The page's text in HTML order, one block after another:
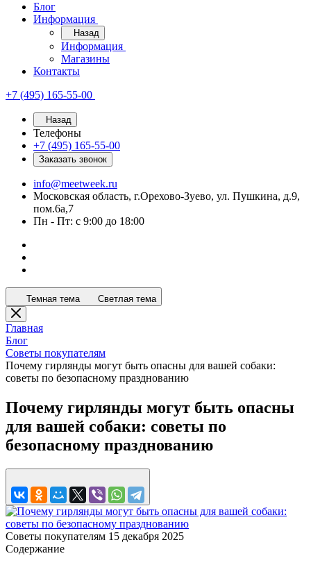
Блог
Информация
Назад
Информация
Магазины
Контакты
+7 (495) 165-55-00
Назад
Телефоны
+7 (495) 165-55-00
Заказать звонок
info@meetweek.ru
Московская область, г.Орехово-Зуево, ул. Пушкина, д.9,
пом.6а,7
Пн - Пт: с 9:00 до 18:00
Темная тема Светлая тема
Главная
Блог
Советы покупателям
Почему гирлянды могут быть опасны для вашей собаки:
советы по безопасному празднованию
Почему гирлянды могут быть опасны
для вашей собаки: советы по
безопасному празднованию
Советы покупателям 15 декабря 2025
Содержание